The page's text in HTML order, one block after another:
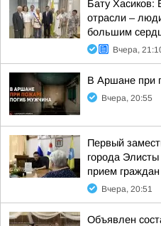
Бату Хасиков:
отрасли –
большим
Вчера,
В Аршане при
Вчера, 20:55
Первый
города
прием
Вчера, 20:51
Объявлен